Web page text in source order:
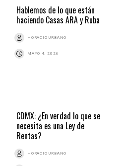
Hablemos de lo que están
haciendo Casas ARA y Ruba
HORACIO URBANO
MAYO 4, 2026
CDMX: ¿En verdad lo que se
necesita es una Ley de
Rentas?
HORACIO URBANO